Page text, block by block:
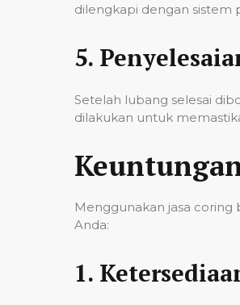
dilengkapi dengan sistem
5.
Setelah lubang selesai
dilakukan untuk
Menggunakan jasa
Anda:
1.